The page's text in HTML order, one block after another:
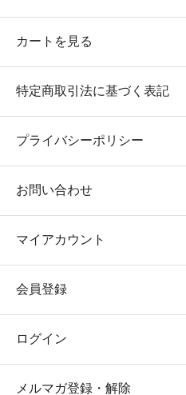
カートを見る
特定商取引法に基づく表記
プライバシーポリシー
お問い合わせ
マイアカウント
会員登録
ログイン
メルマガ登録・解除